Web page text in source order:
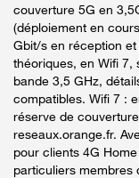
couverture 5G en
(déploiement en
Gbit/s en réception
théoriques, en Wifi 7,
bande 3,5 GHz,
compatibles. Wifi 7 :
réserve de
reseaux.orange.fr.
pour clients 4G
particuliers membres